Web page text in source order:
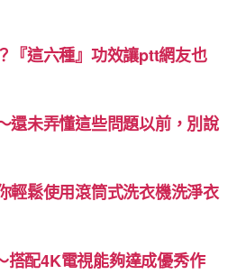
『這六種』功效讓ptt網友也
還未弄懂這些問題以前，別說
輕鬆使用滾筒式洗衣機洗淨衣
搭配4K電視能夠達成優秀作